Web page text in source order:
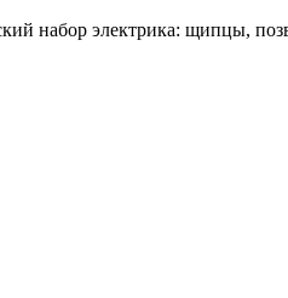
набор электрика: щипцы,